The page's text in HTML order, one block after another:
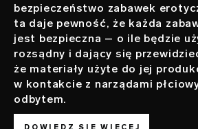
bezpieczeństwo zabawek
ta daje pewność, że każda
jest bezpieczna – o ile będzie
rozsądny i dający się
że materiały użyte do jej
w kontakcie z narządami
odbytem.